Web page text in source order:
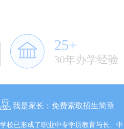
25+
30年办学经验
我是家长： 免费索取招生简章
学校已形成了职业中专学历教育与长、